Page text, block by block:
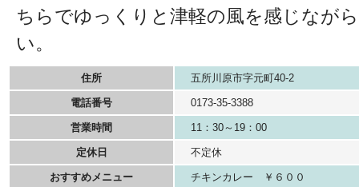
ちらでゆっくりと津軽の風を感じなが
い。
住所 五所川原市字元町40-2
電話番号 0173-35-3388
営業時間 11：30～19：00
定休日 不定休
おすすめメニュー チキンカレー ￥６００